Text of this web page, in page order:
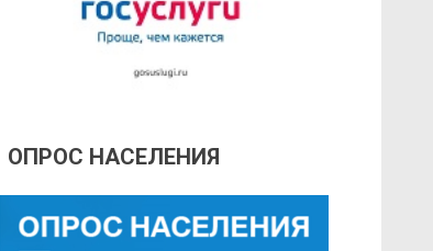
ОПРОС НАСЕЛЕНИЯ